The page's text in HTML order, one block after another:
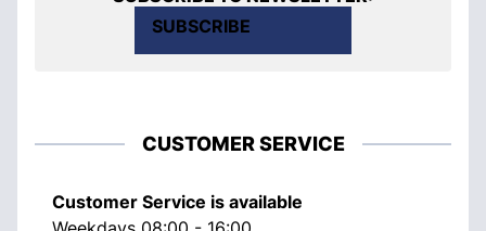
SUBSCRIBE
CUSTOMER SERVICE
Customer Service is available